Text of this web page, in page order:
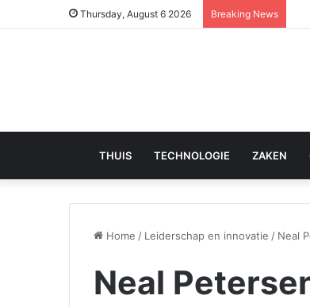
Thursday, August 6 2026 Breaking News
THUIS TECHNOLOGIE ZAKEN
Home / Leiderschap en innovatie / Neal
Neal